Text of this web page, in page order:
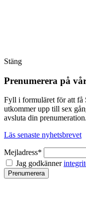
Stäng
Prenumerera på
Fyll i formuläret för att få
utkommer upp till sex
avsluta din prenumeration.
Läs senaste nyhetsbrevet
Mejladress*
Jag godkänner
Prenumerera